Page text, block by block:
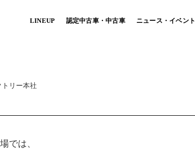
LINEUP
(自治体/法人向け）
認定中古車・中古車 ニュース・イベント
手軽に楽しめるエントリーモデル。
ースに自由なレイアウトを実現！
リー本社
では、